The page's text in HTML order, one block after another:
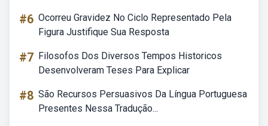
#6 Ocorreu Gravidez No Ciclo Representado Pela
Figura Justifique Sua Resposta
#7 Filosofos Dos Diversos Tempos Historicos
Desenvolveram Teses Para Explicar
#8 São Recursos Persuasivos Da Língua Portuguesa
Presentes Nessa Tradução...